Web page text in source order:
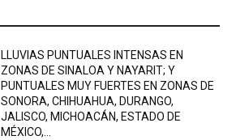
LLUVIAS PUNTUALES INTENSAS EN
ZONAS DE SINALOA Y NAYARIT; Y
PUNTUALES MUY FUERTES EN ZONAS DE
SONORA, CHIHUAHUA, DURANGO,
JALISCO, MICHOACÁN, ESTADO DE
MÉXICO,...